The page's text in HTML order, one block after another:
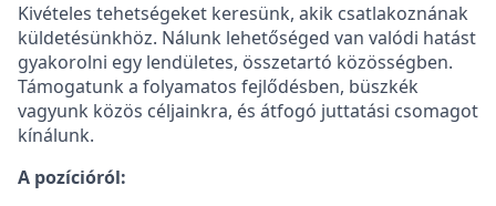
Kivételes tehetségeket keresünk, akik csatlakoznának
küldetésünkhöz. Nálunk lehetőséged van valódi hatást
gyakorolni egy lendületes, összetartó közösségben.
Támogatunk a folyamatos fejlődésben, büszkék
vagyunk közös céljainkra, és átfogó juttatási csomagot
kínálunk.
A pozícióról: